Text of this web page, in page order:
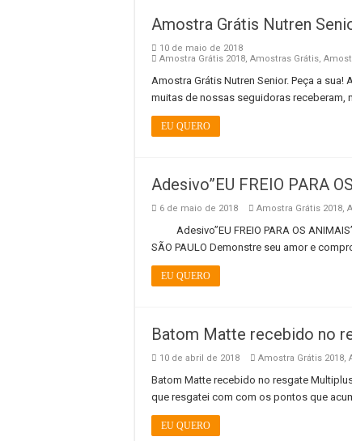
Amostra Grátis Nutren
10 de maio de 2018
Amostra Grátis 2018, Amostras Grátis,
Amostra Grátis Nutren Senior. Peça a
muitas de nossas seguidoras receberam,
EU QUERO
Adesivo”EU FREIO PARA
6 de maio de 2018 Amostra Grátis 2018,
Adesivo”EU FREIO PARA OS
SÃO PAULO Demonstre seu amor e
EU QUERO
Batom Matte recebido no
10 de abril de 2018 Amostra Grátis 2018,
Batom Matte recebido no resgate
que resgatei com com os pontos que
EU QUERO